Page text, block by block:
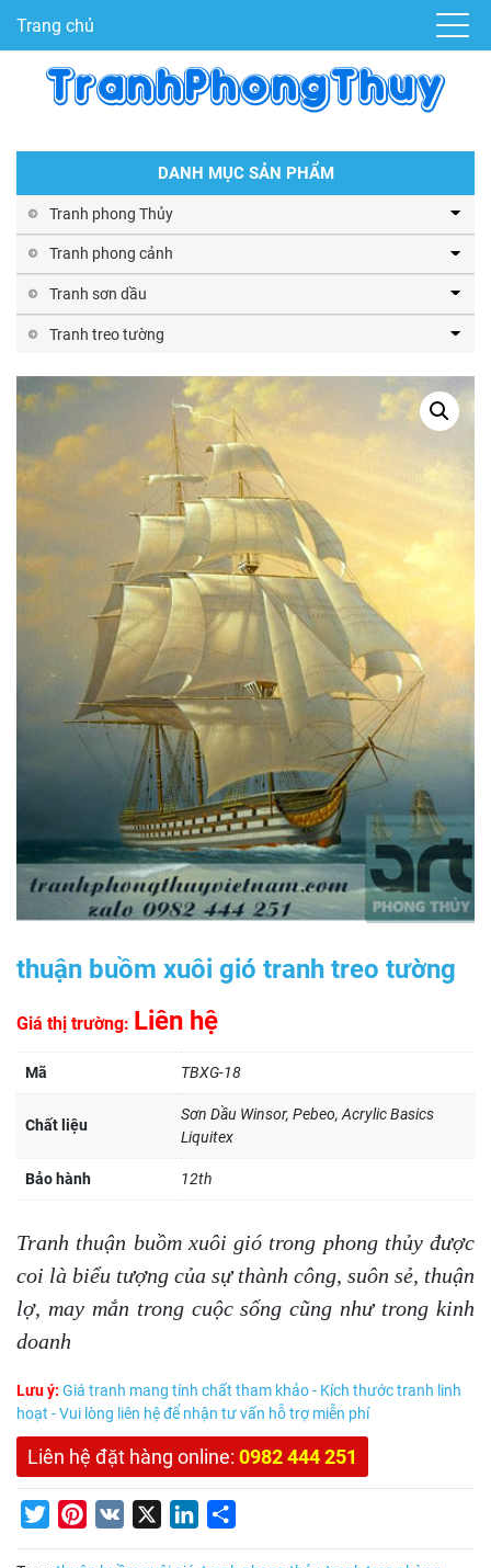
Trang chủ
DANH MỤC SẢN PHẨM
Tranh phong Thủy
Tranh phong cảnh
Tranh sơn dầu
Tranh treo tường
thuận buồm xuôi gió tranh treo tường
Giá thị trường: Liên hệ
Mã TBXG-18
Chất liệu
Sơn Dầu Winsor, Pebeo, Acrylic Basics
Liquitex
Bảo hành 12th
Tranh thuận buồm xuôi gió trong phong thủy được
coi là biểu tượng của sự thành công, suôn sẻ, thuận
lợ, may mắn trong cuộc sống cũng như trong kinh
doanh
Lưu ý: Giá tranh mang tính chất tham khảo - Kích thước tranh linh
hoạt - Vui lòng liên hệ để nhận tư vấn hỗ trợ miễn phí
Liên hệ đặt hàng online: 0982 444 251
TwitterPinterest
VK LinkedIn